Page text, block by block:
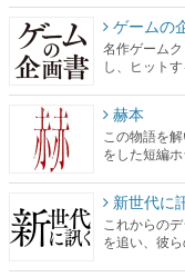
ゲームの
名作ゲーム
し、ヒット
赫本
この物語を
をした短編ホ
新世代に
これからの
を追い、彼